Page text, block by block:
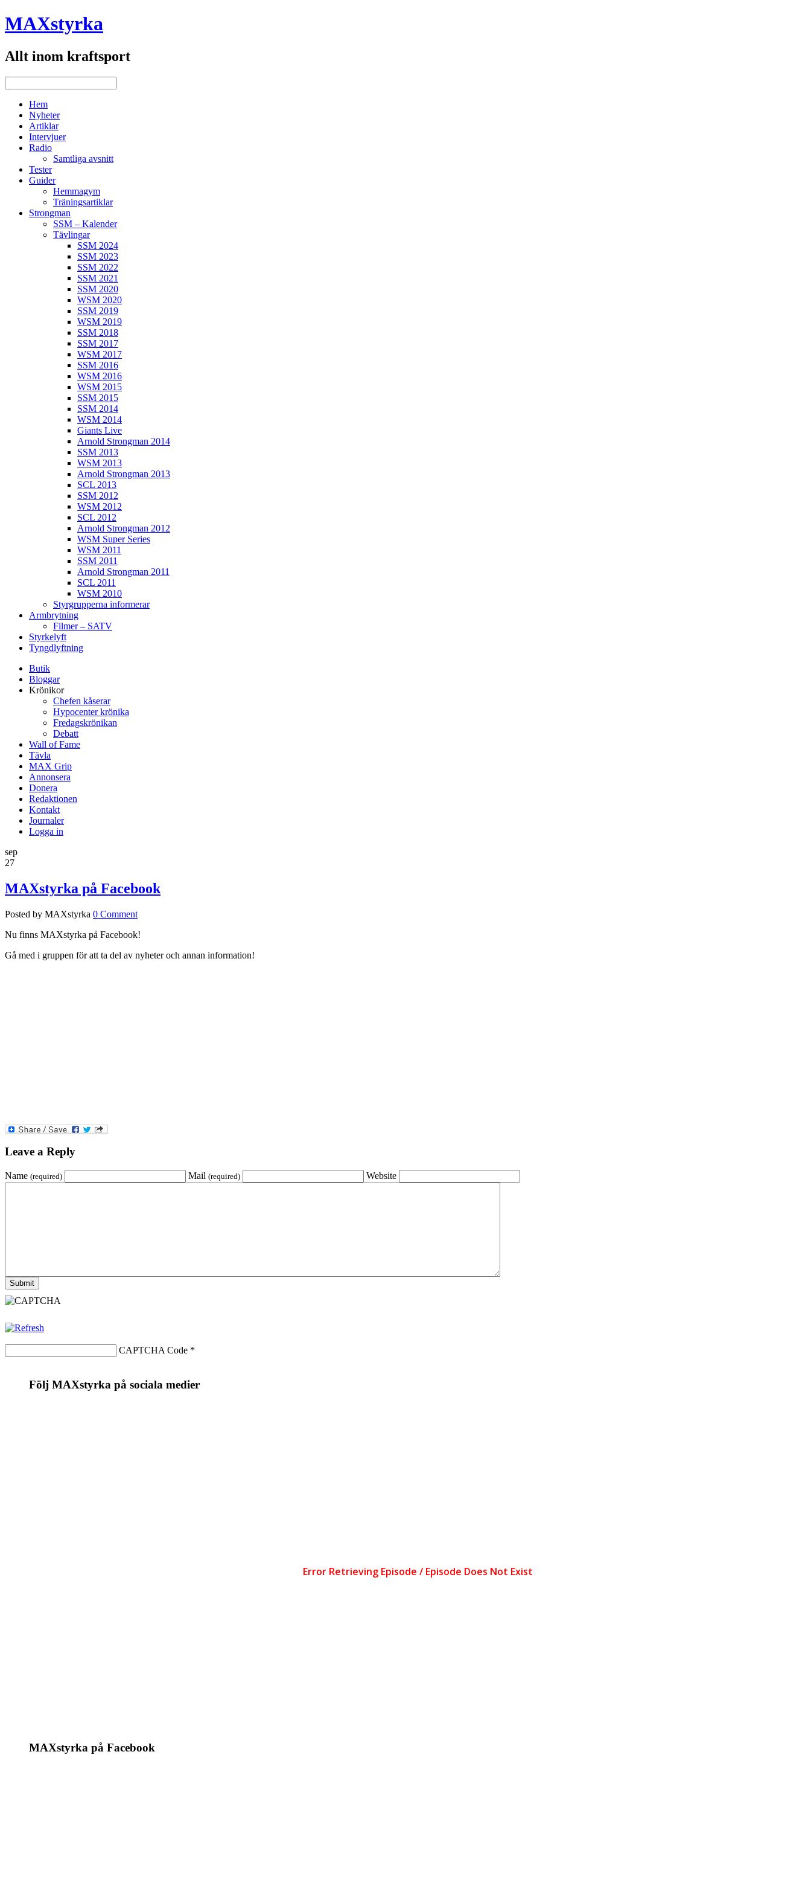
MAXstyrka
Allt inom kraftsport
Hem
Nyheter
Artiklar
Intervjuer
Radio
Samtliga avsnitt
Tester
Guider
Hemmagym
Träningsartiklar
Strongman
SSM – Kalender
Tävlingar
SSM 2024
SSM 2023
SSM 2022
SSM 2021
SSM 2020
WSM 2020
SSM 2019
WSM 2019
SSM 2018
SSM 2017
WSM 2017
SSM 2016
WSM 2016
WSM 2015
SSM 2015
SSM 2014
WSM 2014
Giants Live
Arnold Strongman 2014
SSM 2013
WSM 2013
Arnold Strongman 2013
SCL 2013
SSM 2012
WSM 2012
SCL 2012
Arnold Strongman 2012
WSM Super Series
WSM 2011
SSM 2011
Arnold Strongman 2011
SCL 2011
WSM 2010
Styrgrupperna informerar
Armbrytning
Filmer – SATV
Styrkelyft
Tyngdlyftning
Butik
Bloggar
Krönikor
Chefen kåserar
Hypocenter krönika
Fredagskrönikan
Debatt
Wall of Fame
Tävla
MAX Grip
Annonsera
Donera
Redaktionen
Kontakt
Journaler
Logga in
sep
27
MAXstyrka på Facebook
Posted by MAXstyrka 0 Comment
Nu finns MAXstyrka på Facebook!
Gå med i gruppen för att ta del av nyheter och annan information!
Leave a Reply
Name (required) Mail (required) Website
CAPTCHA Code *
Följ MAXstyrka på sociala medier
MAXstyrka på Facebook